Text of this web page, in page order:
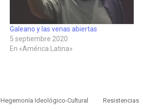
Galeano y las venas abiertas
5 septiembre 2020
En «América Latina»
Hegemonía Ideológico-Cultural Resistencias